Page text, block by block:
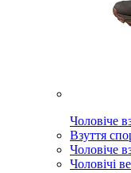
Чоловіче
Взуття
Чоловіче
Чоловічі